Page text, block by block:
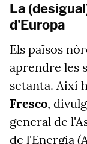
La
d'Europa
Els països
aprendre les
setanta. Així
Fresco,
general de
de l'Energia